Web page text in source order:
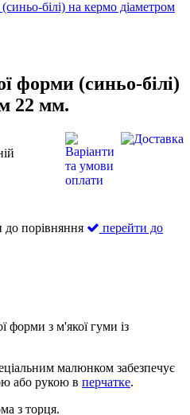
форми (синьо-білі)
22 мм.
до порівняння
перейти до
форми з м'якої гуми із
малюнком забезпечує
або рукою в перчатке.
з торця.